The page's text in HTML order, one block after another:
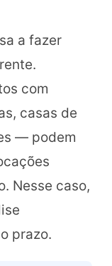
a fazer
com
casas de
— podem
Nesse caso,
prazo.